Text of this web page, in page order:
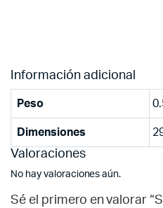
Información adicional
Peso
Dimensiones
Valoraciones
No hay valoraciones aún.
Sé el primero en valorar